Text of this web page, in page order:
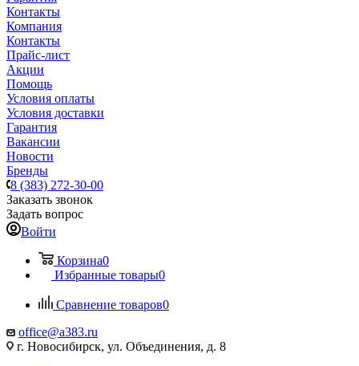
Контакты
Компания
Контакты
Прайс-лист
Акции
Помощь
Условия оплаты
Условия доставки
Гарантия
Вакансии
Новости
Бренды
8 (383) 272-30-00
Заказать звонок
Задать вопрос
Войти
Корзина0
Избранные товары0
Сравнение товаров0
office@a383.ru
г. Новосибирск, ул. Объединения, д. 8